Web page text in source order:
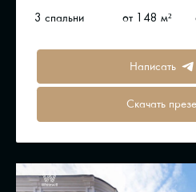
3 спальни
от 148 м²
Написать
Скачать